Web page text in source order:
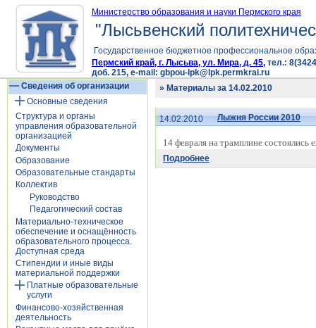
Министерство образования и науки Пермского края
"Лысьвенский
Государственное бюджетное профессиональное
Пермский край, г. Лысьва, ул. Мира, д. 45, тел.:
доб. 215, e-mail: gbpou-lpk@lpk.permkrai.ru
Сведения об организации
Основные сведения
Структура и органы
управления образовательной
организацией
Документы
Образование
Образовательные стандарты
Коллектив
Руководство
Педагогический состав
Материально-техническое
обеспечение и оснащённость
образовательного процесса.
Доступная среда
Стипендии и иные виды
материальной поддержки
Платные образовательные
услуги
Финансово-хозяйственная
деятельность
» Материалы за 14.02.2010
14.02.2010 Лыжня России 2010
14 февраля на трамплине
Подробнее